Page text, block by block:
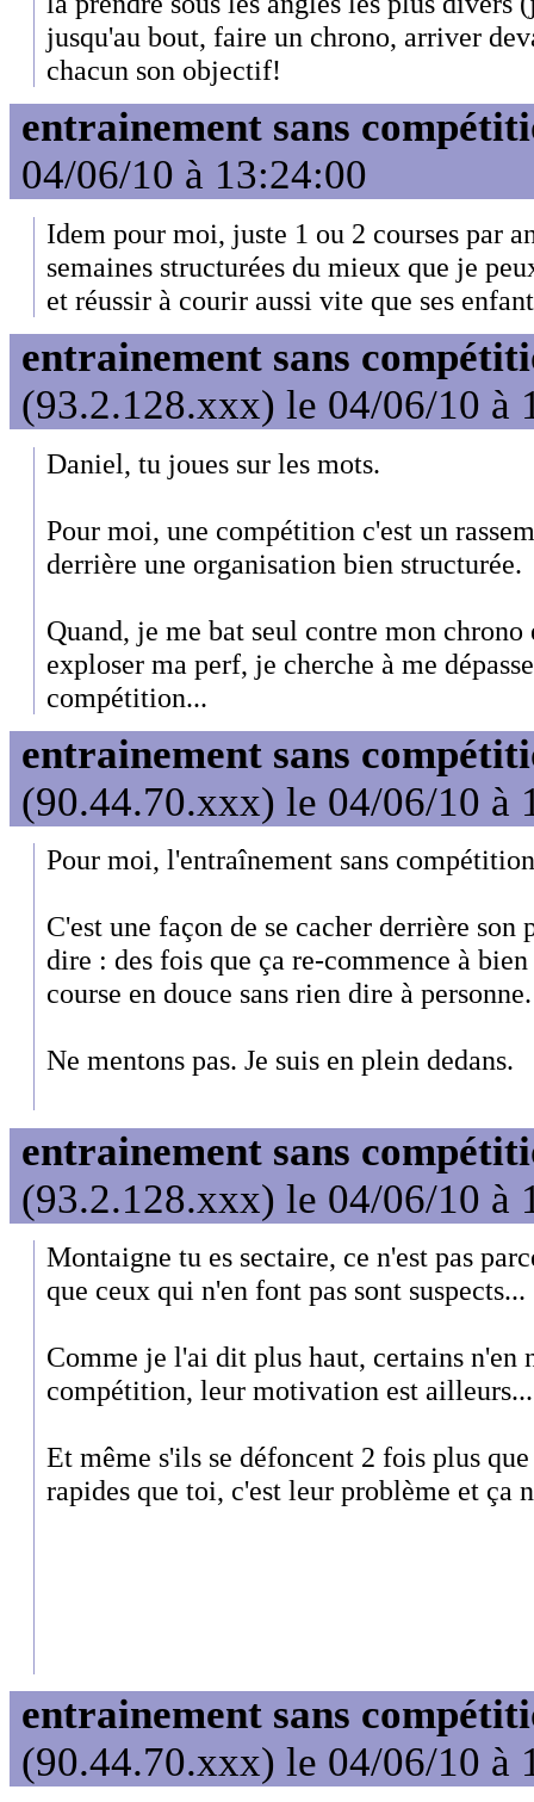
jusqu'au bout, faire un chrono, arriver
chacun son objectif!
entrainement sans
04/06/10 à 13:24:00
Idem pour moi, juste 1 ou 2 courses par
semaines structurées du mieux que je
et réussir à courir aussi vite que ses
entrainement sans
(93.2.128.xxx) le 04/06/10 à
Daniel, tu joues sur les mots.
Pour moi, une compétition c'est un
derrière une organisation bien structurée.
Quand, je me bat seul contre mon chrono
exploser ma perf, je cherche à me
compétition...
entrainement sans
(90.44.70.xxx) le 04/06/10 à
Pour moi, l'entraînement sans
C'est une façon de se cacher derrière
dire : des fois que ça re-commence à
course en douce sans rien dire à personne.
Ne mentons pas. Je suis en plein dedans.
entrainement sans
(93.2.128.xxx) le 04/06/10 à
Montaigne tu es sectaire, ce n'est pas
que ceux qui n'en font pas sont suspects...
Comme je l'ai dit plus haut, certains n'en
compétition, leur motivation est ailleurs...
Et même s'ils se défoncent 2 fois plus
rapides que toi, c'est leur problème et ça
entrainement sans
(90.44.70.xxx) le 04/06/10 à